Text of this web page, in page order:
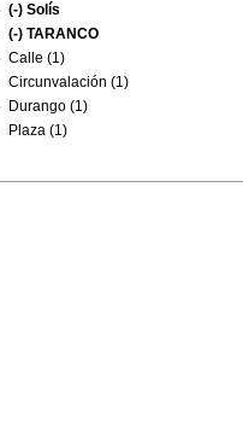
(-) Solís
(-) TARANCO
Calle (1)
Circunvalación (1)
Durango (1)
Plaza (1)